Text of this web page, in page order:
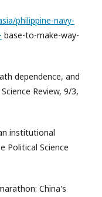
philippine-navy-
base-to-make-way-
dependence, and
Review, 9/3,
institutional
Political Science
China's